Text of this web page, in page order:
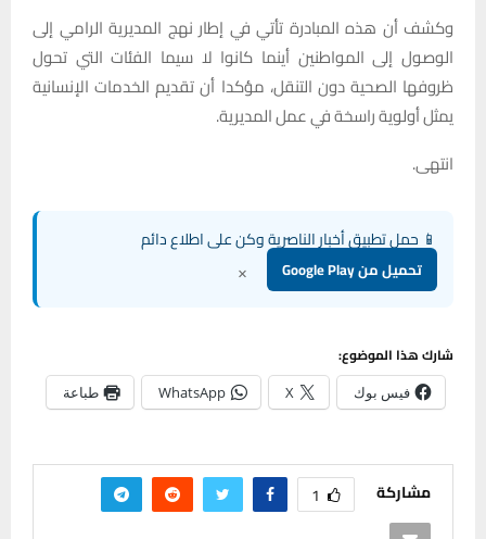
وكشف أن هذه المبادرة تأتي في إطار نهج المديرية الرامي إلى
الوصول إلى المواطنين أينما كانوا لا سيما الفئات التي تحول
ظروفها الصحية دون التنقل، مؤكدا أن تقديم الخدمات الإنسانية
يمثل أولوية راسخة في عمل المديرية.
انتهى.
📱 حمل تطبيق أخبار الناصرية وكن على اطلاع دائم
تحميل من Google Play ×
شارك هذا الموضوع:
فيس بوك X
WhatsApp طباعة
مشاركة 1